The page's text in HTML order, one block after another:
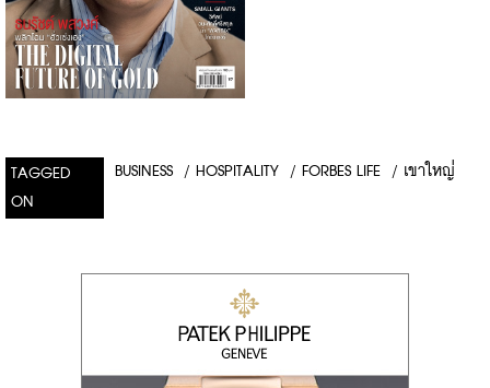
TAGGED
ON
BUSINESS / HOSPITALITY / FORBES LIFE / เขาใหญ่